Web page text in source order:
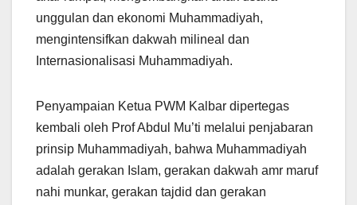
unggulan dan ekonomi Muhammadiyah,
mengintensifkan dakwah milineal dan
Internasionalisasi Muhammadiyah.
Penyampaian Ketua PWM Kalbar dipertegas
kembali oleh Prof Abdul Mu’ti melalui penjabaran
prinsip Muhammadiyah, bahwa Muhammadiyah
adalah gerakan Islam, gerakan dakwah amr maruf
nahi munkar, gerakan tajdid dan gerakan